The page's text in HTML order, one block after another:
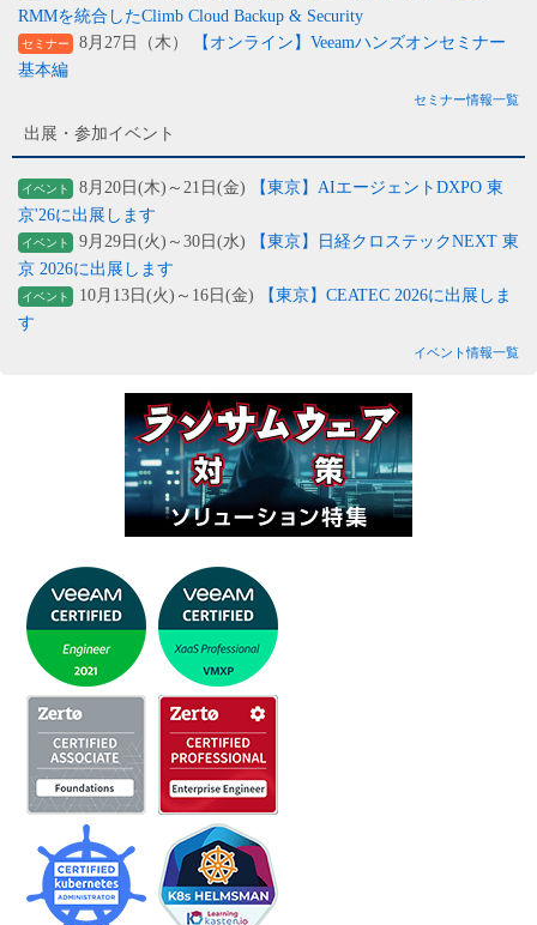
RMMを統合したClimb Cloud Backup & Security
セミナー 8月27日（木）
【オンライン】Veeamハンズオンセミナー
基本編
セミナー情報一覧
出展・参加イベント
イベント 8月20日(木)～21日(金)
【東京】AIエージェントDXPO 東
京'26に出展します
イベント 9月29日(火)～30日(水)
【東京】日経クロステックNEXT 東
京 2026に出展します
イベント 10月13日(火)～16日(金)
【東京】CEATEC 2026に出展しま
す
イベント情報一覧